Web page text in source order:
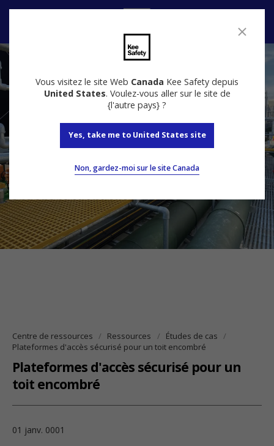
Vous visitez le site Web Canada Kee Safety depuis
United States. Voulez-vous aller sur le site de
{l'autre pays} ?
Yes, take me to United States site
Non, gardez-moi sur le site Canada
Centre de ressources Ressources
Études de cas
Plateformes d'accès sécurisé pour un toit encombré
Plateformes d'accès sécurisé pour un
toit encombré
01 janv. 0001